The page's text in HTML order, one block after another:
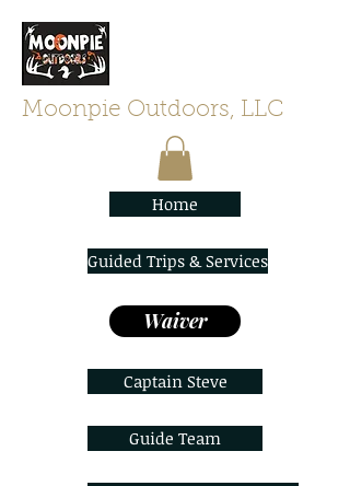
Moonpie Outdoors, LLC
Home
Guided Trips & Services
Waiver
Captain Steve
Guide Team